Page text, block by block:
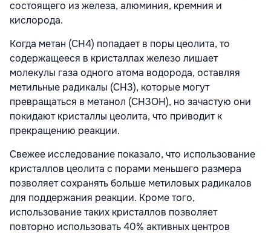
состоящего из железа, алюминия, кремния и
кислорода.
Когда метан (CH4) попадает в поры цеолита, то
содержащееся в кристаллах железо лишает
молекулы газа одного атома водорода, оставляя
метильные радикалы (CH3), которые могут
превращаться в метанол (CH3OH), но зачастую они
покидают кристаллы цеолита, что приводит к
прекращению реакции.
Свежее исследование показало, что использование
кристаллов цеолита с порами меньшего размера
позволяет сохранять больше метиловых радикалов
для поддержания реакции. Кроме того,
использование таких кристаллов позволяет
повторно использовать 40% активных центров